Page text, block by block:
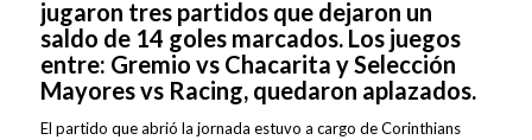
jugaron tres partidos que dejaron un
saldo de 14 goles marcados. Los juegos
entre: Gremio vs Chacarita y Selección
Mayores vs Racing, quedaron aplazados.
El partido que abrió la jornada estuvo a cargo de Corinthians